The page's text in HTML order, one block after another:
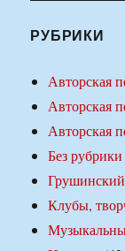
РУБРИКИ
Авторская
Авторская
Авторская
Без рубрики
Клубы,